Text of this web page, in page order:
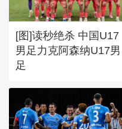
[图]读秒绝杀 中国U17
男足力克阿森纳U17男
足